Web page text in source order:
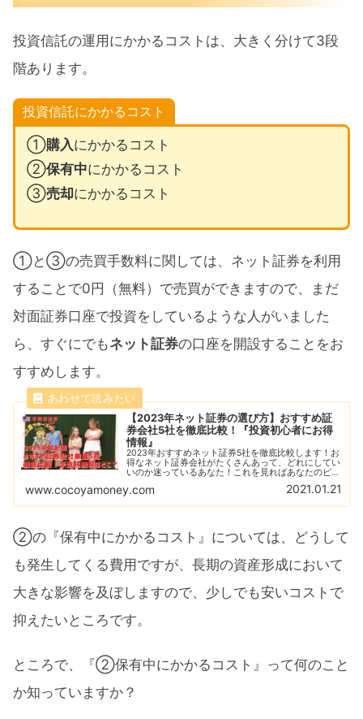
投資信託の運用にかかるコストは、大きく分けて3段
階あります。
投資信託にかかるコスト
①購入にかかるコスト
②保有中にかかるコスト
③売却にかかるコスト
①と③の売買手数料に関しては、ネット証券を利用
することで0円（無料）で売買ができますので、まだ
対面証券口座で投資をしているような人がいました
ら、すぐにでもネット証券の口座を開設することをお
すすめします。
【2023年ネット証券の選び方】おすすめ証
券会社5社を徹底比較！『投資初心者にお得
情報』
2023年おすすめネット証券5社を徹底比較します！お
得なネット証券会社がたくさんあって、どれにしてい
いのか迷っているあなた！これを見ればあなたのピッ
タリなネット証券会社が必ず見つかります！各社の特
徴や手数料の違いを比較することで見えてくる！
www.cocoyamoney.com 2021.01.21
②の『保有中にかかるコスト』については、どうして
も発生してくる費用ですが、長期の資産形成において
大きな影響を及ぼしますので、少しでも安いコストで
抑えたいところです。
ところで、『②保有中にかかるコスト』って何のこと
か知っていますか？